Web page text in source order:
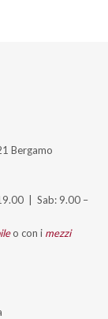
Bergamo
| Sab: 9.00 –
o con i mezzi